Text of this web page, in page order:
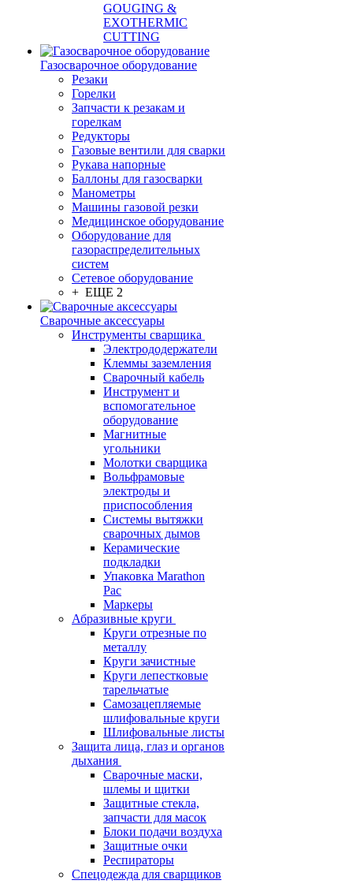
GOUGING &
EXOTHERMIC
CUTTING
Газосварочное оборудование
Резаки
Горелки
Запчасти к резакам и
горелкам
Редукторы
Газовые вентили для сварки
Рукава напорные
Баллоны для газосварки
Манометры
Машины газовой резки
Медицинское оборудование
Оборудование для
газораспределительных
систем
Сетевое оборудование
+ ЕЩЕ 2
Сварочные аксессуары
Инструменты сварщика
Электрододержатели
Клеммы заземления
Сварочный кабель
Инструмент и
вспомогательное
оборудование
Магнитные
угольники
Молотки сварщика
Вольфрамовые
электроды и
приспособления
Системы вытяжки
сварочных дымов
Керамические
подкладки
Упаковка Marathon
Pac
Маркеры
Абразивные круги
Круги отрезные по
металлу
Круги зачистные
Круги лепестковые
тарельчатые
Самозацепляемые
шлифовальные круги
Шлифовальные листы
Защита лица, глаз и органов
дыхания
Сварочные маски,
шлемы и щитки
Защитные стекла,
запчасти для масок
Блоки подачи воздуха
Защитные очки
Респираторы
Спецодежда для сварщиков